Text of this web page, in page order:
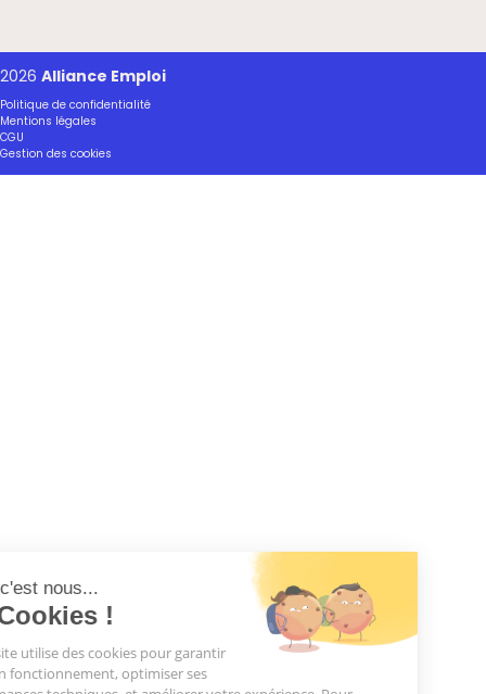
Salut c'est nous...
les Cookies !
Notre site utilise des cookies pour garantir
son bon fonctionnement, optimiser ses
2026 Alliance Emploi
Politique de confidentialité
Mentions légales
CGU
Gestion des cookies